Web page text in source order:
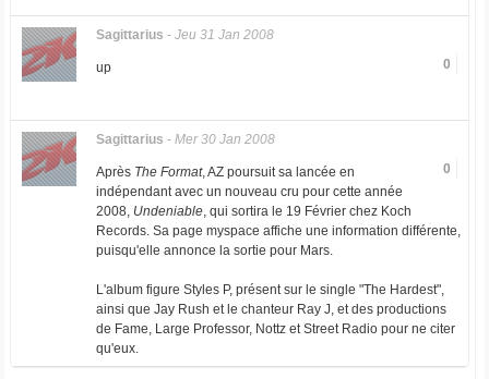
Sagittarius - Jeu 31 Jan 2008
0
up
Sagittarius - Mer 30 Jan 2008
0
Après The Format, AZ poursuit sa lancée en
indépendant avec un nouveau cru pour cette année
2008, Undeniable, qui sortira le 19 Février chez Koch
Records. Sa page myspace affiche une information différente,
puisqu'elle annonce la sortie pour Mars.
L'album figure Styles P, présent sur le single "The Hardest",
ainsi que Jay Rush et le chanteur Ray J, et des productions
de Fame, Large Professor, Nottz et Street Radio pour ne citer
qu'eux.